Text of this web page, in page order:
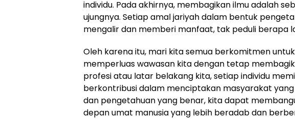
individu. Pada akhirnya, membagikan ilmu adalah
ujungnya. Setiap amal jariyah dalam bentuk
mengalir dan memberi manfaat, tak peduli berapa
Oleh karena itu, mari kita semua berkomitmen
memperluas wawasan kita dengan tetap
profesi atau latar belakang kita, setiap individu
berkontribusi dalam menciptakan masyarakat yang
dan pengetahuan yang benar, kita dapat
depan umat manusia yang lebih beradab dan